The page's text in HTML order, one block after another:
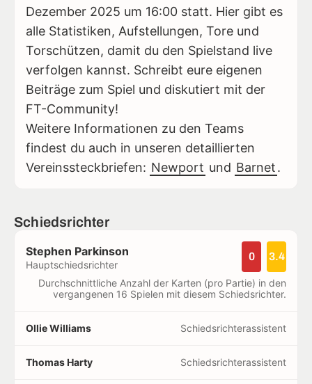
Dezember 2025 um 16:00 statt. Hier gibt es
alle Statistiken, Aufstellungen, Tore und
Torschützen, damit du den Spielstand live
verfolgen kannst. Schreibt eure eigenen
Beiträge zum Spiel und diskutiert mit der
FT-Community!
Weitere Informationen zu den Teams
findest du auch in unseren detaillierten
Vereinssteckbriefen: Newport und Barnet.
Schiedsrichter
Stephen Parkinson
Hauptschiedsrichter
0 3.4
Durchschnittliche Anzahl der Karten (pro Partie) in den
vergangenen 16 Spielen mit diesem Schiedsrichter.
Ollie Williams Schiedsrichterassistent
Thomas Harty Schiedsrichterassistent